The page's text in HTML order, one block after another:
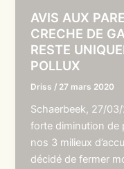
AVIS AUX
CRECHE DE
RESTE
POLLUX
Driss / 27 mars 2020
Schaerbeek, 27/
forte diminution de
nos 3 milieux
décidé de fermer